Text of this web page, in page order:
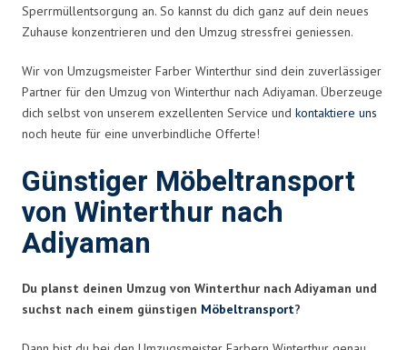
Sperrmüllentsorgung an. So kannst du dich ganz auf dein neues
Zuhause konzentrieren und den Umzug stressfrei geniessen.
Wir von Umzugsmeister Farber Winterthur sind dein zuverlässiger
Partner für den Umzug von Winterthur nach Adiyaman. Überzeuge
dich selbst von unserem exzellenten Service und kontaktiere uns
noch heute für eine unverbindliche Offerte!
Günstiger Möbeltransport
von Winterthur nach
Adiyaman
Du planst deinen Umzug von Winterthur nach Adiyaman und
suchst nach einem günstigen Möbeltransport?